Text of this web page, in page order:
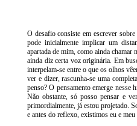
O desafio consiste em escrever
pode inicialmente implicar um
apartada de mim, como ainda chamar
ainda diz certa voz originária. Em
interpelam-se entre o que os olhos
ver e dizer, rascunha-se uma
penso? O pensamento emerge nesse
Não obstante, só posso pensar e
primordialmente, já estou projetado.
e antes do reflexo, existimos eu e